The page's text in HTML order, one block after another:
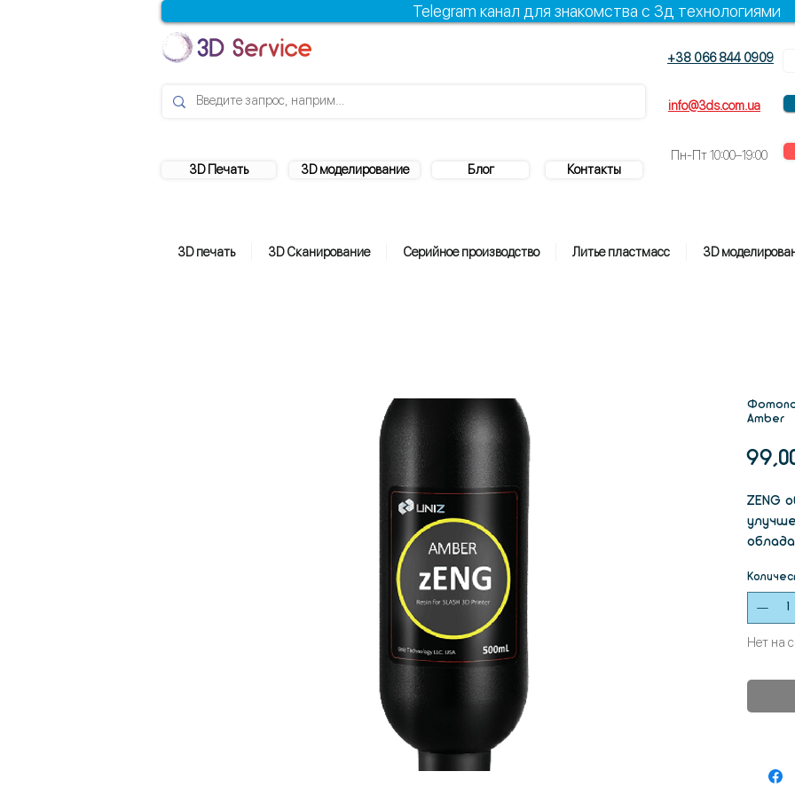
Telegram канал для знакомства с 3д технологиями
3D Печать 3D моделирование Блог Контакты
+38 066 844 0909
info@3ds.com.ua
Пн-Пт10:00–19:00
3D печать 3D Сканирование Серийное производство Литье пластмасс 3D
Amber
ZENG
Нет на